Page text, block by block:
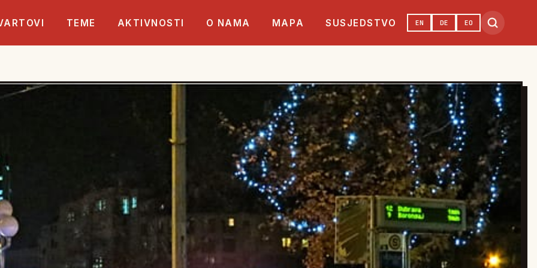
TEME AKTIVNOSTI O NAMA MAPA SUSJEDSTVO EN DE EO